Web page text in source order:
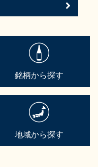
銘柄から探す
地域から探す